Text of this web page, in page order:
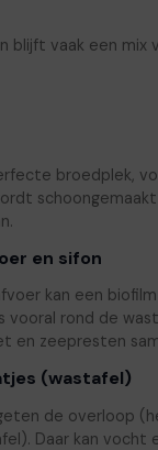
blijft vaak een mix
broedplek,
en sifon
kan een
vooral rond de
en zeepresten
(wastafel)
de overloop
Daar kan vocht